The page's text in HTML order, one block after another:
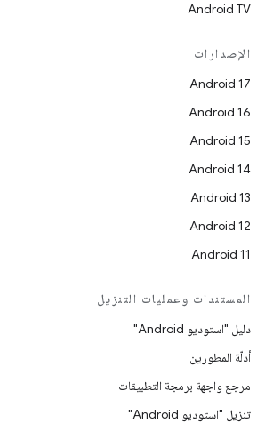
Android TV
الإصدارات
Android 17
Android 16
Android 15
Android 14
Android 13
Android 12
Android 11
المستندات وعمليات التنزيل
دليل "استوديو Android"
أدلّة المطورين
مرجع واجهة برمجة التطبيقات
تنزيل "استوديو Android"